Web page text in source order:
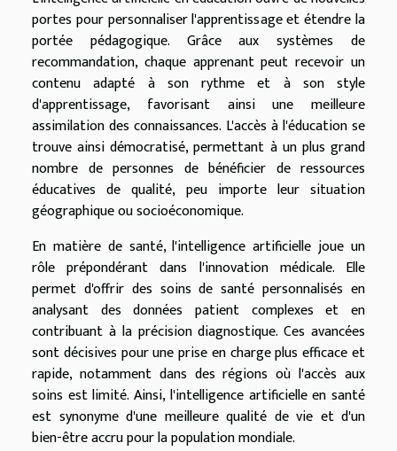
portes pour personnaliser l'apprentissage et étendre la
portée pédagogique. Grâce aux systèmes de
recommandation, chaque apprenant peut recevoir un
contenu adapté à son rythme et à son style
d'apprentissage, favorisant ainsi une meilleure
assimilation des connaissances. L'accès à l'éducation se
trouve ainsi démocratisé, permettant à un plus grand
nombre de personnes de bénéficier de ressources
éducatives de qualité, peu importe leur situation
géographique ou socioéconomique.
En matière de santé, l'intelligence artificielle joue un
rôle prépondérant dans l'innovation médicale. Elle
permet d'offrir des soins de santé personnalisés en
analysant des données patient complexes et en
contribuant à la précision diagnostique. Ces avancées
sont décisives pour une prise en charge plus efficace et
rapide, notamment dans des régions où l'accès aux
soins est limité. Ainsi, l'intelligence artificielle en santé
est synonyme d'une meilleure qualité de vie et d'un
bien-être accru pour la population mondiale.